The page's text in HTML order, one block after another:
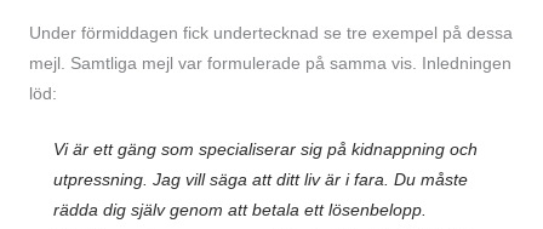
Under förmiddagen fick undertecknad se tre exempel på dessa
mejl. Samtliga mejl var formulerade på samma vis. Inledningen
löd:
Vi är ett gäng som specialiserar sig på kidnappning och
utpressning. Jag vill säga att ditt liv är i fara. Du måste
rädda dig själv genom att betala ett lösenbelopp.